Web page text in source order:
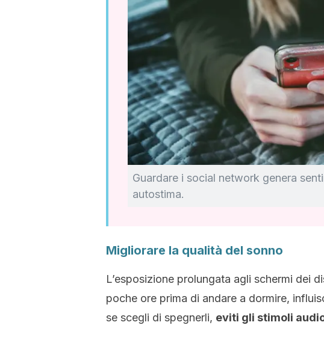
Guardare i social network genera
autostima.
Migliorare la qualità del sonno
L’esposizione prolungata agli schermi dei
poche ore prima di andare a dormire,
se scegli di spegnerli, eviti gli stimoli